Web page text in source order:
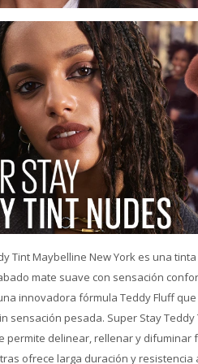
Tint Maybelline New York es una
mate suave con sensación
innovadora fórmula Teddy Fluff
sensación pesada. Super Stay
permite delinear, rellenar y
ofrece larga duración y resistencia